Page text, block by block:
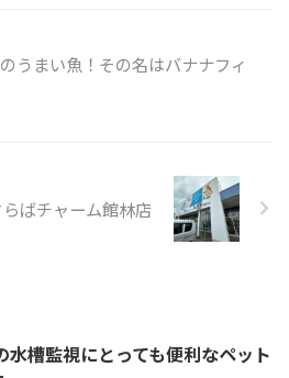
うまい魚！その名はバナナフィ
らばチャーム館林店
水槽監視にとっても便利なペット